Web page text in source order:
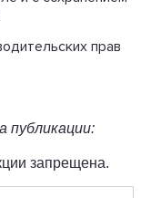
прав
публикации:
запрещена.